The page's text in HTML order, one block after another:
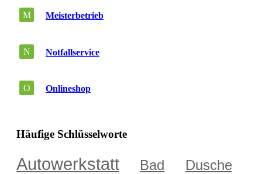
M Meisterbetrieb
N Notfallservice
O Onlineshop
Häufige Schlüsselworte
Autowerkstatt Bad
Dusche